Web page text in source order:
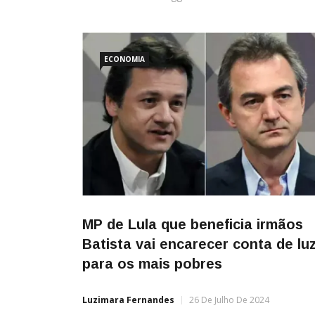
ECONOMIA
MP de Lula que beneficia irmãos
Batista vai encarecer conta de
para os mais pobres
Luzimara Fernandes 26 De Julho De 2024